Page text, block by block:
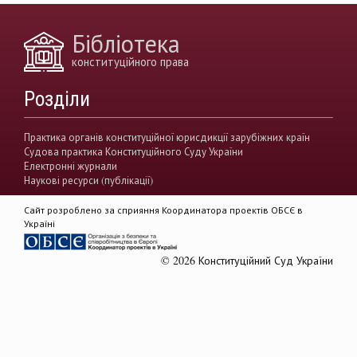
генофонд держава
конситуційне право
Вища кваліфікаційна комісії суддів
Вищий антикорупційний суд України
верховенство права
гендерна рівність звуження прав
демократія
доктрина публічного права
Бібліотека
конституційного права
Розділи
Практика органів конституційної юрисдикції зарубіжних країн
Судова практика Конституційного Суду України
Електронні журнали
Наукові ресурси (публікації)
Сайт розроблено за сприяння Координатора проектів ОБСЄ в
Україні
© 2026 Конституційний Суд України